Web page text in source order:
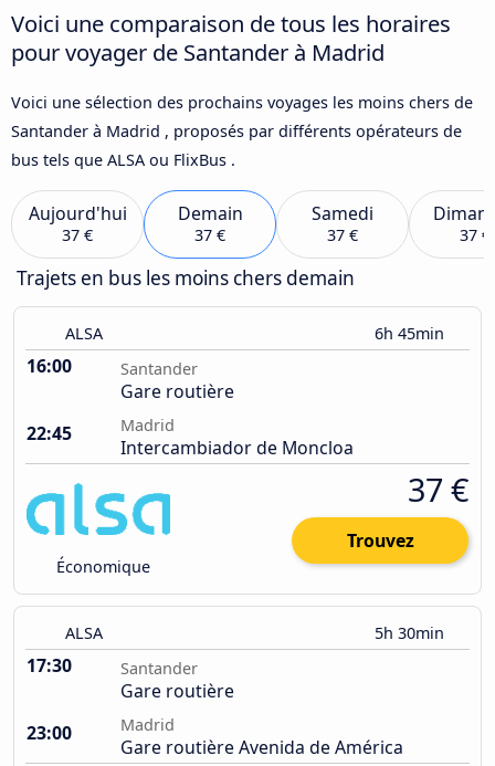
Voici une comparaison de tous les horaires
pour voyager de Santander à Madrid
Voici une sélection des prochains voyages les moins chers de
Santander à Madrid , proposés par différents opérateurs de
bus tels que ALSA ou FlixBus .
Aujourd'hui
37 €
Demain
37 €
Samedi
37 € 37 €
Trajets en bus les moins chers demain
ALSA 6h 45min
16:00 Santander
Gare routière
22:45
Madrid
Intercambiador de Moncloa
Économique
37 €
Trouvez
ALSA 5h 30min
17:30 Santander
Gare routière
23:00
Madrid
Gare routière Avenida de América